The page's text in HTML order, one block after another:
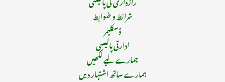
شرائط و ضوابط
ڈسکلیمر
ادارتی پالیسی
ہمارے لیے لکھیں
ہمارے ساتھ اشتہار دیں